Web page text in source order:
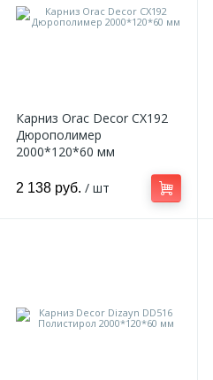
Карниз Orac Decor CX192
Дюрополимер
2000*120*60 мм
2 138 руб. / шт